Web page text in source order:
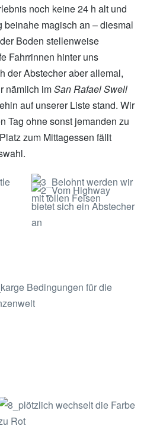
noch keine 24 h alt und
magisch an – diesmal
Boden stellenweise
Fahrrinnen hinter uns
der Abstecher aber allemal,
nämlich imSan Rafael Swell
auf unserer Liste stand. Wir
Tag ohne sonst jemanden zu
zum Mittagessen fällt